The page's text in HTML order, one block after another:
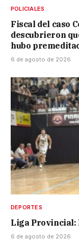
POLICIALES
Fiscal del caso
descubrieron
hubo
6 de agosto de 2026
DEPORTES
Liga Provincial:
6 de agosto de 2026